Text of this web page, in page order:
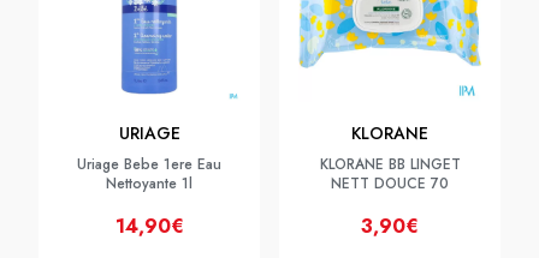
URIAGE
Uriage Bebe 1ere Eau
Nettoyante 1l
14,90€
KLORANE
KLORANE BB LINGET
NETT DOUCE 70
3,90€